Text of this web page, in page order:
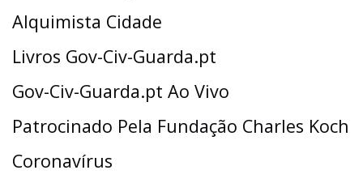
Alquimista Cidade
Livros Gov-Civ-Guarda.pt
Gov-Civ-Guarda.pt Ao Vivo
Patrocinado Pela Fundação Charles Koch
Coronavírus